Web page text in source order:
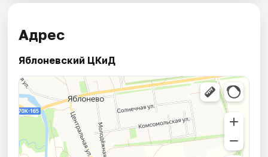
Адрес
Яблоневский ЦКиД